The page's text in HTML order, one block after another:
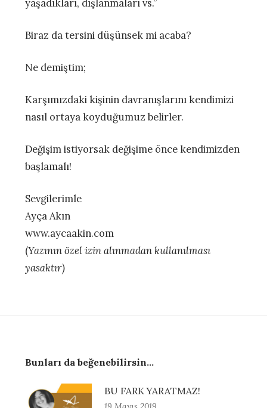
yaşadıkları, dışlanmaları vs.”
Biraz da tersini düşünsek mi acaba?
Ne demiştim;
Karşımızdaki kişinin davranışlarını kendimizi
nasıl ortaya koyduğumuz belirler.
Değişim istiyorsak değişime önce kendimizden
başlamalı!
Sevgilerimle
Ayça Akın
www.aycaakin.com
(Yazının özel izin alınmadan kullanılması
yasaktır)
Bunları da beğenebilirsin...
BU FARK YARATMAZ!